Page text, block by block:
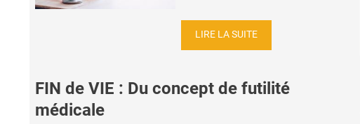
LIRE LA SUITE
FIN de VIE : Du concept de futilité
médicale